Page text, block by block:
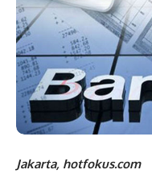
Jakarta, hotfokus.com